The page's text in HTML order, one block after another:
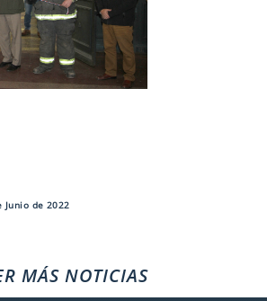
Junio de 2022
MÁS NOTICIAS